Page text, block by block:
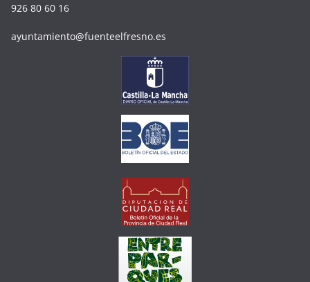
926 80 60 16
ayuntamiento@fuenteelfresno.es